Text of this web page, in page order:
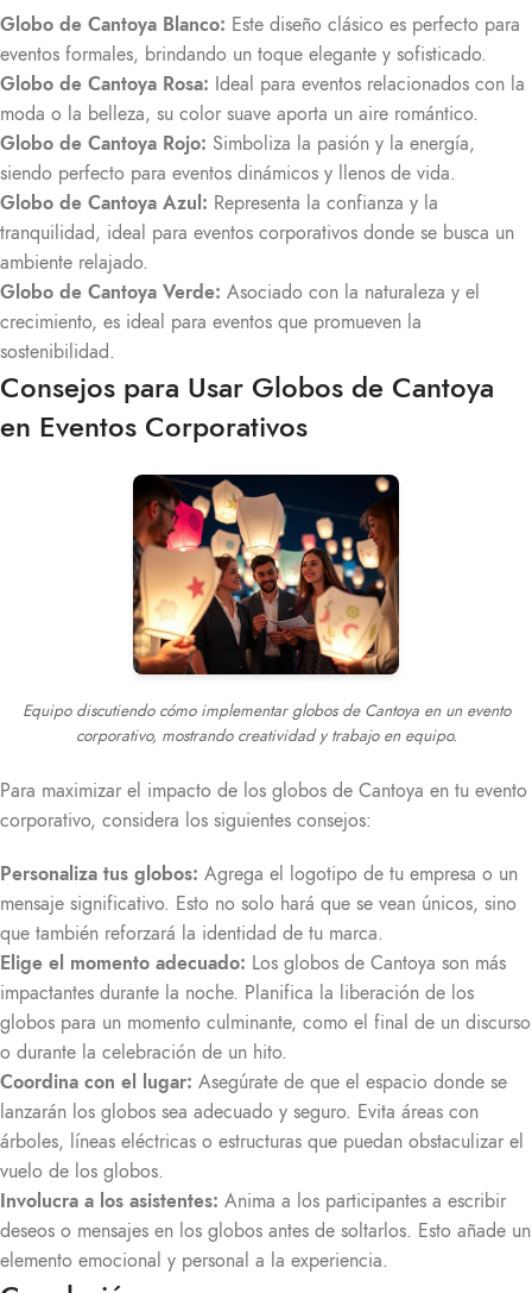
Globo de Cantoya Blanco: Este diseño clásico es perfecto para
eventos formales, brindando un toque elegante y sofisticado.
Globo de Cantoya Rosa: Ideal para eventos relacionados con la
moda o la belleza, su color suave aporta un aire romántico.
Globo de Cantoya Rojo: Simboliza la pasión y la energía,
siendo perfecto para eventos dinámicos y llenos de vida.
Globo de Cantoya Azul: Representa la confianza y la
tranquilidad, ideal para eventos corporativos donde se busca un
ambiente relajado.
Globo de Cantoya Verde: Asociado con la naturaleza y el
crecimiento, es ideal para eventos que promueven la
sostenibilidad.
Consejos para Usar Globos de Cantoya
en Eventos Corporativos
Equipo discutiendo cómo implementar globos de Cantoya en un evento
corporativo, mostrando creatividad y trabajo en equipo.
Para maximizar el impacto de los globos de Cantoya en tu evento
corporativo, considera los siguientes consejos:
Personaliza tus globos: Agrega el logotipo de tu empresa o un
mensaje significativo. Esto no solo hará que se vean únicos, sino
que también reforzará la identidad de tu marca.
Elige el momento adecuado: Los globos de Cantoya son más
impactantes durante la noche. Planifica la liberación de los
globos para un momento culminante, como el final de un discurso
o durante la celebración de un hito.
Coordina con el lugar: Asegúrate de que el espacio donde se
lanzarán los globos sea adecuado y seguro. Evita áreas con
árboles, líneas eléctricas o estructuras que puedan obstaculizar el
vuelo de los globos.
Involucra a los asistentes: Anima a los participantes a escribir
deseos o mensajes en los globos antes de soltarlos. Esto añade un
elemento emocional y personal a la experiencia.